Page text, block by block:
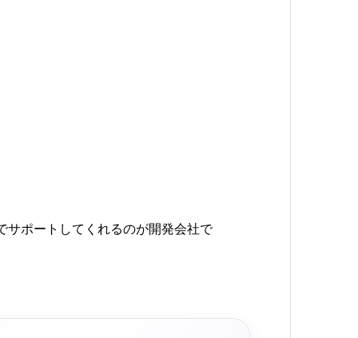
サポートしてくれるのが開発会社で